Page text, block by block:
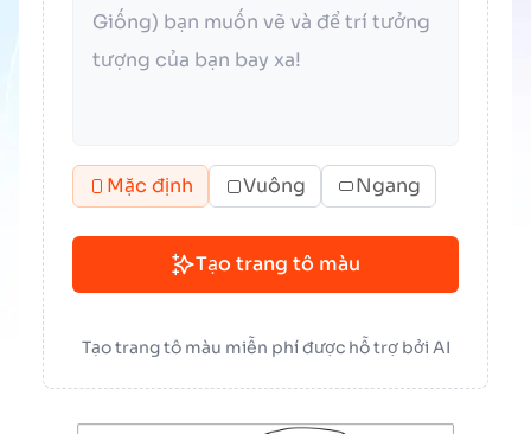
Mặc định Vuông Ngang
Tạo trang tô màu
Tạo trang tô màu miễn phí được hỗ trợ bởi AI